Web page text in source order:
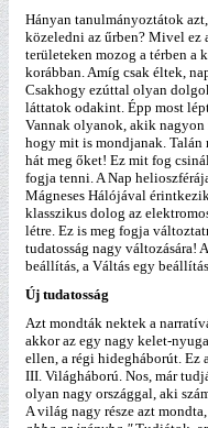
Hányan tanulmányoztátok
közeledni az űrben? Mivel ez
területeken mozog a térben a
korábban. Amíg csak éltek,
Csakhogy ezúttal olyan
láttatok odakint. Épp most
Vannak olyanok, akik
hogy mit is mondjanak. Talán
hát meg őket! Ez mit fog
fogja tenni. A Nap
Mágneses Hálójával
klasszikus dolog az
létre. Ez is meg fogja
tudatosság nagy változására!
beállítás, a Váltás egy
Új tudatosság
Azt mondták nektek a
akkor az egy nagy kelet-
ellen, a régi hidegháborút. Ez
III. Világháború. Nos, már
olyan nagy országgal, aki
A világ nagy része azt